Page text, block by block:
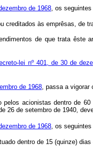
de 1968, os seguintes
creditados às emprêsas, de
de que trata êste
lei nº 401, de 30 de
de 1968, passa a vigorar
acionistas dentro de
26 de setembro de 1940,
de 1968, os seguintes
dentro de 15 (quinze)